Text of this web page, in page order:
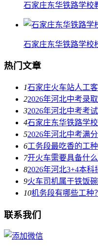
石家庄东华铁路学校
石家庄东华铁路学校
热门文章
1石家庄火车站人工
22026年河北中考录
32026年河北中考考
4石家庄东华铁路学
52026年河北中考满
6工务段最吃香的工种
7开火车需要具备什么
82026年河北3+4本科
9火车司机属于铁饭碗
10机务段有哪些工种
联系我们